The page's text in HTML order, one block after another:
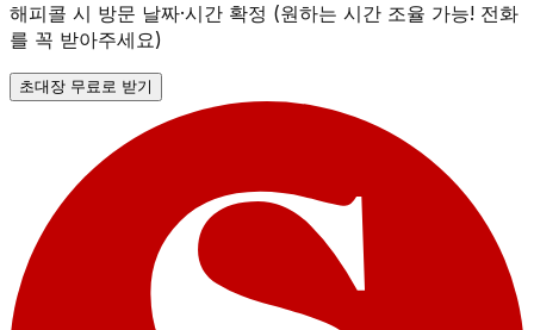
해피콜 시 방문 날짜·시간 확정 (원하는 시간 조율 가능! 전화
를 꼭 받아주세요)
초대장 무료로 받기